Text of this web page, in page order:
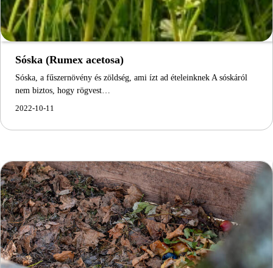
Sóska (Rumex acetosa)
Sóska, a fűszernövény és zöldség, ami ízt ad ételeinknek A sóskáról
nem biztos, hogy rögvest…
2022-10-11